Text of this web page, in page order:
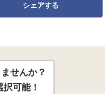
シェアする
せんか？
可能！